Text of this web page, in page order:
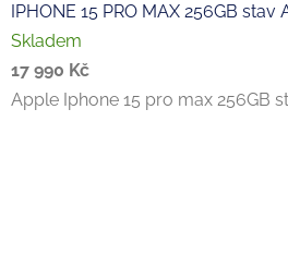
IPHONE 15 PRO MAX 256GB stav
Skladem
17 990 Kč
Apple Iphone 15 pro max 256GB